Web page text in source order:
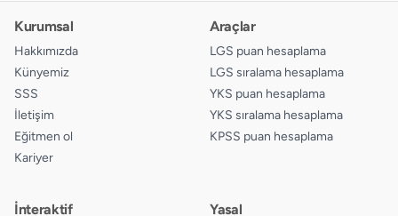
Kurumsal
Hakkımızda
Künyemiz
SSS
İletişim
Eğitmen ol
Kariyer
Araçlar
LGS puan hesaplama
LGS sıralama hesaplama
YKS puan hesaplama
YKS sıralama hesaplama
KPSS puan hesaplama
İnteraktif Yasal